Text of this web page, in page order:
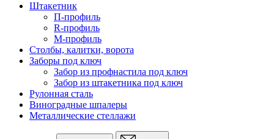
Штакетник
П-профиль
R-профиль
М-профиль
Столбы, калитки, ворота
Заборы под ключ
Забор из профнастила под ключ
Забор из штакетника под ключ
Рулонная сталь
Виноградные шпалеры
Металлические стеллажи